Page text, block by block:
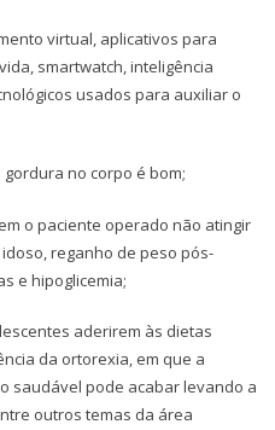
virtual, aplicativos para
smartwatch, inteligência
usados para auxiliar o
no corpo é bom;
o paciente operado não atingir
reganho de peso pós-
e hipoglicemia;
aderirem às dietas
da ortorexia, em que a
saudável pode acabar levando a
outros temas da área